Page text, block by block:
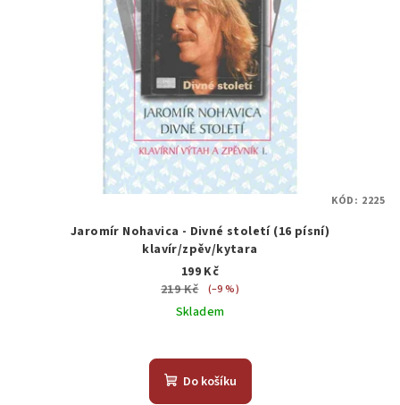
Jaromír Nohavica - Divné století (16 písní)
klavír/zpěv/kytara
199 Kč
219 Kč
(–9 %)
Skladem
Do košíku
KÓD: 2225